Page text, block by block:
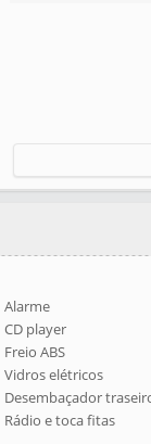
Alarme
CD player
Freio ABS
Vidros elétricos
Desembaçador
Rádio e toca fitas